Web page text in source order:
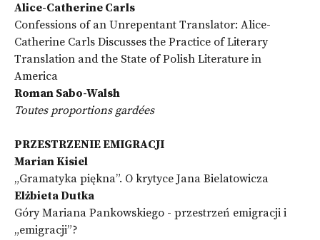
Alice-Catherine Carls
Confessions of an Unrepentant Translator: Alice-
Catherine Carls Discusses the Practice of Literary
Translation and the State of Polish Literature in
America
Roman Sabo-Walsh
Toutes proportions gardées
PRZESTRZENIE EMIGRACJI
MarianKisiel
„Gramatyka piękna”. O krytyce Jana Bielatowicza
Elżbieta Dutka
Góry Mariana Pankowskiego - przestrzeń emigracji i
„emigracji”?